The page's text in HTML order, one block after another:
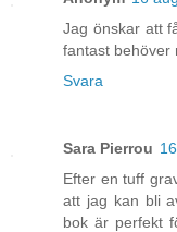
Jag önskar att
fantast behöver
Svara
Sara Pierrou
Efter en tuff
att jag kan bli
bok är perfekt